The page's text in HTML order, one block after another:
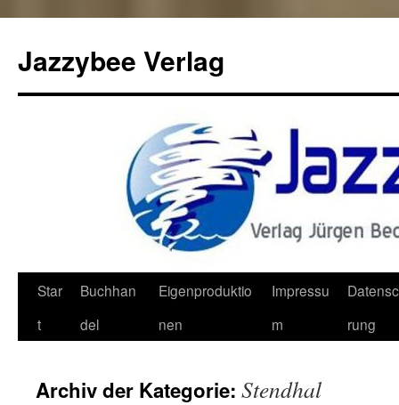
Jazzybee Verlag
Zum
Inhalt
Star
t
Buchhan
del
Eigenproduktio
nen
Impressu
m
rung
Archiv der Kategorie: Stendhal